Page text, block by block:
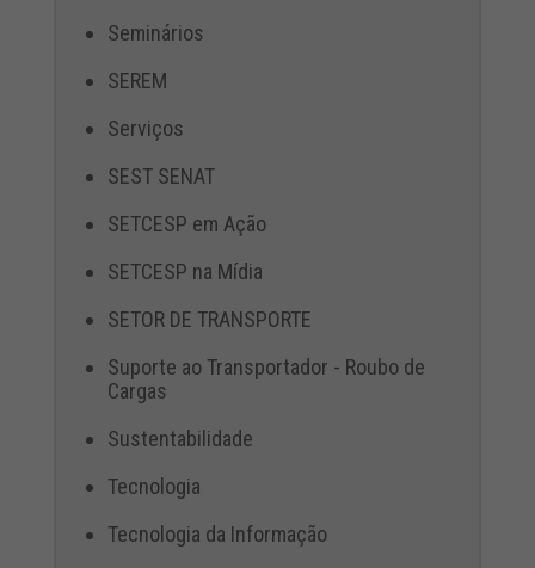
Seminários
SEREM
Serviços
SEST SENAT
SETCESP em Ação
SETCESP na Mídia
SETOR DE TRANSPORTE
Suporte ao Transportador - Roubo de
Cargas
Sustentabilidade
Tecnologia
Tecnologia da Informação